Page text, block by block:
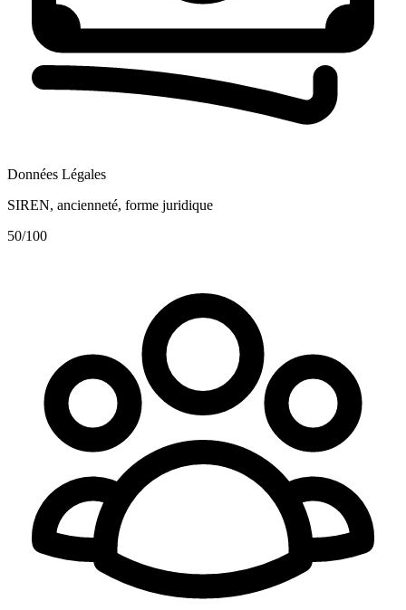
Données Légales
SIREN, ancienneté, forme juridique
50/100